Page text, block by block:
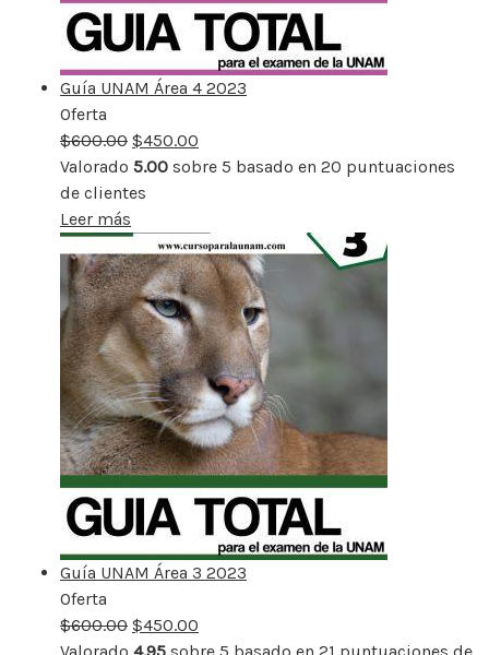
Guía UNAM Área 4 2023
Oferta
rebajado
$600.00 $450.00
Valorado 5.00 sobre 5 basado en 20 puntuaciones
de clientes
Leer más
Guía UNAM Área 3 2023
Oferta
rebajado
$600.00 $450.00
Valorado 4.95 sobre 5 basado en 21 puntuaciones de